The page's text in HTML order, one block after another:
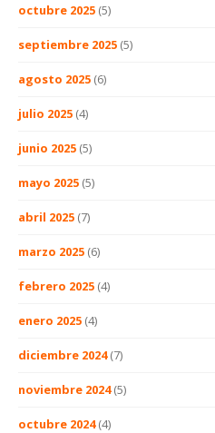
octubre 2025 (5)
septiembre 2025 (5)
agosto 2025 (6)
julio 2025 (4)
junio 2025 (5)
mayo 2025 (5)
abril 2025 (7)
marzo 2025 (6)
febrero 2025 (4)
enero 2025 (4)
diciembre 2024(7)
noviembre 2024(5)
octubre 2024(4)